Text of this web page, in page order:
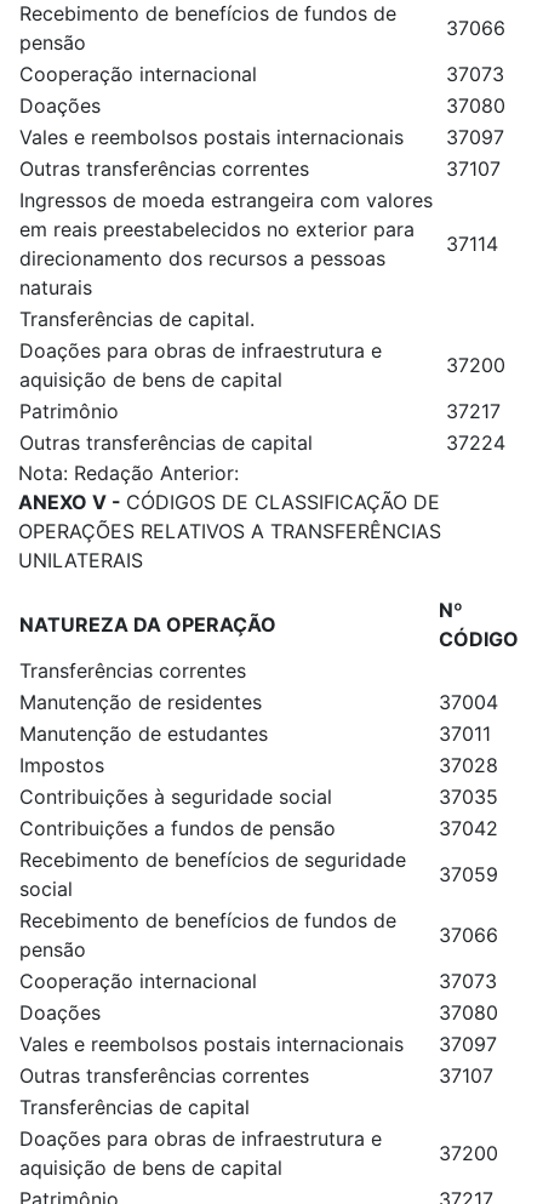
Recebimento de benefícios de fundos de
pensão
37066
Cooperação internacional
37073
Doações
37080
Vales e reembolsos postais internacionais
37097
Outras transferências correntes
37107
Ingressos de moeda estrangeira com valores
em reais preestabelecidos no exterior para
direcionamento dos recursos a pessoas
naturais
37114
Transferências de capital.
Doações para obras de infraestrutura e
aquisição de bens de capital
37200
Patrimônio
37217
Outras transferências de capital
37224
Nota: Redação Anterior:
ANEXO V - CÓDIGOS DE CLASSIFICAÇÃO DE
OPERAÇÕES RELATIVOS A TRANSFERÊNCIAS
UNILATERAIS
NATUREZA DA OPERAÇÃO
Nº
CÓDIGO
Transferências correntes
Manutenção de residentes
37004
Manutenção de estudantes
37011
Impostos
37028
Contribuições à seguridade social
37035
Contribuições a fundos de pensão
37042
Recebimento de benefícios de seguridade
social
37059
Recebimento de benefícios de fundos de
pensão
37066
Cooperação internacional
37073
Doações
37080
Vales e reembolsos postais internacionais
37097
Outras transferências correntes
37107
Transferências de capital
Doações para obras de infraestrutura e
aquisição de bens de capital
37200
Patrimônio
37217